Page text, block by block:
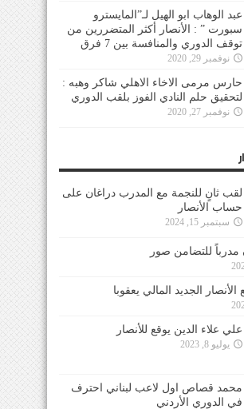
عبد الوهاب ابو الهيل لـ”المايسترو
سبورت ” : الأنصار أكثر المتضررين من
توقف الدوري والمنافسة بين 7 فرق
نوفمبر 29, 2020
حارس مرمى الاخاء الاهلي شاكر وهبه :
لتحقيق حلم النادي الفوز بلقب الدوري
نوفمبر 27, 2020
لقب ثانٍ للنجمة مع المدرب دراغان على
حساب الأنصار
سبتمبر 15, 2024
للتضامن صور
الجديد المالي يعقوبا
علي علاء الدين يوقع للأنصار
يوليو 8, 2023
محمد قصاص اول لاعب لبناني احترف
في الدوري الأردني